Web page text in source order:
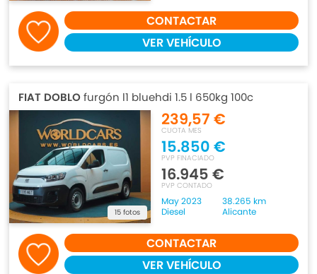
CONTACTAR
VER VEHÍCULO
FIAT DOBLOfurgón l1 bluehdi 1.5 l 650kg 100c
15 fotos
239,57 €
CUOTA MES
15.850 €
PVP FINACIADO
16.945 €
PVP CONTADO
May 2023
38.265 km
Diesel
Alicante
CONTACTAR
VER VEHÍCULO